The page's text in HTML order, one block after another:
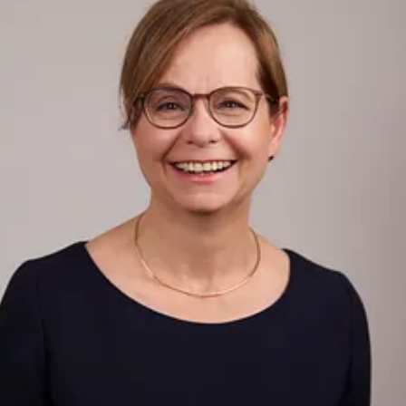
Mitarbeiter und 242 Auszubildende (Alle Angaben für
2021).
Als Sparkasse engagiert sie sich in besonderem Maß
im gesellschaftlichen und kulturellen Bereich für
München. Zusammen mit betterplace.org betreibt sie
außerdem für Münchens Bürger eine Online-
Spendenplattform unter www.wirwunder.de/muenchen.
Herausgeber: Stadtsparkasse München. Die Bank
unserer Stadt.